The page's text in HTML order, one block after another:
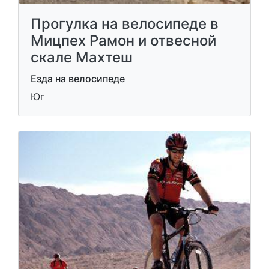
Прогулка на велосипеде в
Мицпех Рамон и отвесной
скале Махтеш
Езда на велосипеде
Юг